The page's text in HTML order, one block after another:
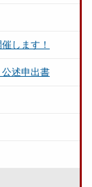
します！
述申出書